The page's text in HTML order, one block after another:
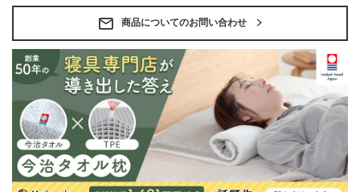
・組立設置無料！
・この商品は組み立て式です。
・ベッドフレームのみの金額です。
・配送日指定OK！
※北海道・沖縄・離島等一部地域へのお届けは別途送料
が発生する場合がございます。また発送予定も変更にな
る場合があります。
※できる限り実際の色を再現するよう心がけております
が、閲覧環境により誤差がでる場合がございますのでご
了承ください。
商品についてのお問い合わせ